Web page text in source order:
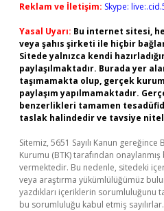
Reklam ve İletişim: Skype:
Yasal Uyarı: Bu internet sitesi,
veya şahıs şirketi ile hiçbir
Sitede yalnızca kendi
paylaşılmaktadır. Burada yer
taşımamakta olup, gerçek
paylaşım yapılmamaktadır.
benzerlikleri tamamen
taslak halindedir ve tavsiye
Sitemiz, 5651 Sayılı Kanun
Kurumu (BTK) tarafından
vermektedir. Bu nedenle, sitedeki
veya araştırma yükümlülüğümüz
yazdıkları içeriklerin sorumluluğunu
bu sorumluluğu kabul etmiş sayılırlar.